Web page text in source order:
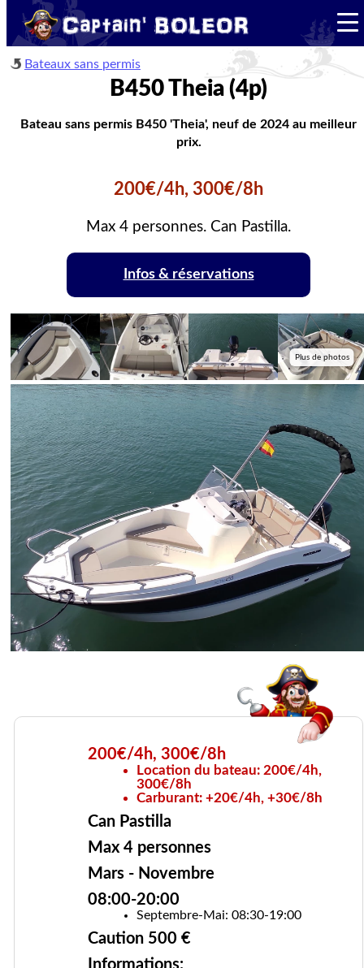
Bateaux sans permis
B450 Theia (4p)
Bateau sans permis B450 'Theia', neuf de 2024 au meilleur
prix.
200€/4h, 300€/8h
Max 4 personnes. Can Pastilla.
Infos & réservations
Plus de photos
200€/4h, 300€/8h
Location du bateau: 200€/4h,
300€/8h
Carburant: +20€/4h, +30€/8h
Can Pastilla
Max 4 personnes
Mars - Novembre
08:00-20:00
Septembre-Mai: 08:30-19:00
Caution 500 €
Informations: